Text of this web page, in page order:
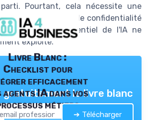
Pourtant, cela nécessite une
sur les questions de confidentialité
lesquelles le potentiel de l'IA ne
exploité.
Livre Blanc :
Checklist pour
efficacement
agents IA dans vos
métiers
gratuitement le livre blanc
➔ Télécharger